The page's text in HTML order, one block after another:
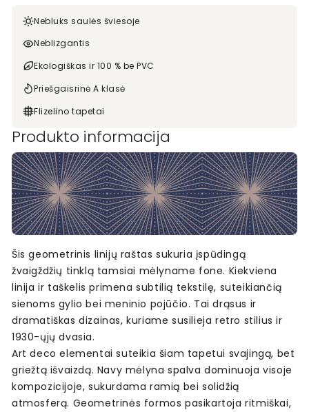
Nebluks saulės šviesoje
Neblizgantis
Ekologiškas ir 100 % be PVC
Priešgaisrinė A klasė
Flizelino tapetai
Produkto informacija
Šis geometrinis linijų raštas sukuria įspūdingą
žvaigždžių tinklą tamsiai mėlyname fone. Kiekviena
linija ir taškelis primena subtilią tekstilę, suteikiančią
sienoms gylio bei meninio pojūčio. Tai drąsus ir
dramatiškas dizainas, kuriame susilieja retro stilius ir
1930-ųjų dvasia.
Art deco elementai suteikia šiam tapetui svajingą, bet
griežtą išvaizdą. Navy mėlyna spalva dominuoja visoje
kompozicijoje, sukurdama ramią bei solidžią
atmosferą. Geometrinės formos pasikartoja ritmiškai,